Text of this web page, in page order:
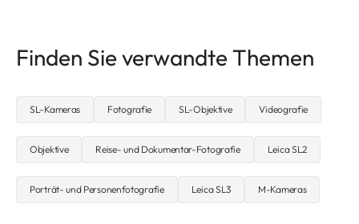
Finden Sie verwandte Themen
SL-Kameras Fotografie SL-Objektive Videografie
Objektive Reise- und Dokumentar-Fotografie Leica SL2
Porträt- und Personenfotografie Leica SL3 M-Kameras